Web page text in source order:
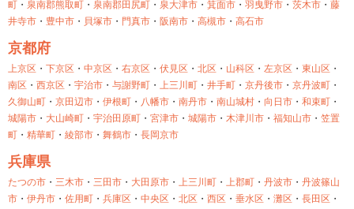
町 ・ 泉南郡熊取町 ・ 泉南郡田尻町 ・ 泉大津市 ・ 箕面市 ・ 羽曳野市 ・ 茨木市 ・ 藤
井寺市 ・ 豊中市 ・ 貝塚市 ・ 門真市 ・ 阪南市 ・ 高槻市 ・ 高石市
京都府
上京区 ・ 下京区 ・ 中京区 ・ 右京区 ・ 伏見区 ・ 北区 ・ 山科区 ・ 左京区 ・ 東山区 ・
南区 ・ 西京区 ・ 宇治市 ・ 与謝野町 ・ 上三川町 ・ 井手町 ・ 京丹後市 ・ 京丹波町 ・
久御山町 ・ 京田辺市 ・ 伊根町 ・ 八幡市 ・ 南丹市 ・ 南山城村 ・ 向日市 ・ 和束町 ・
城陽市 ・ 大山崎町 ・ 宇治田原町 ・ 宮津市 ・ 城陽市 ・ 木津川市 ・ 福知山市 ・ 笠置
町 ・ 精華町 ・ 綾部市 ・ 舞鶴市 ・ 長岡京市
兵庫県
たつの市 ・ 三木市 ・ 三田市 ・ 大田原市 ・ 上三川町 ・ 上郡町 ・ 丹波市 ・ 丹波篠山
市 ・ 伊丹市 ・ 佐用町 ・ 兵庫区 ・ 中央区 ・ 北区 ・ 西区 ・ 垂水区 ・ 灘区 ・ 長田区 ・